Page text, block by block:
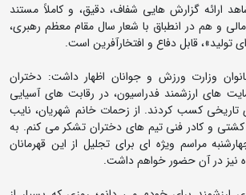
ارائه گزارش هایی شفاف، دقیق، و کاملاً مستند
و هم در انطباق با شعار سال مقام معظم رهبری،
تولید»، قابل دفاع و افتخارآفرین است.
وزارت ورزش و جوانان اظهار داشت: دختران
های ارزشمند فدراسیون، در رقابت های آسیایی
کسب کردند. از زحمات خانم شهریان، نایب
کشتی و کادر فنی تیم های دختران تشکر می کنم. به
مراسم ویژه ای برای تجلیل از این قهرمانان
نیز در آن حضور خواهم داشت.